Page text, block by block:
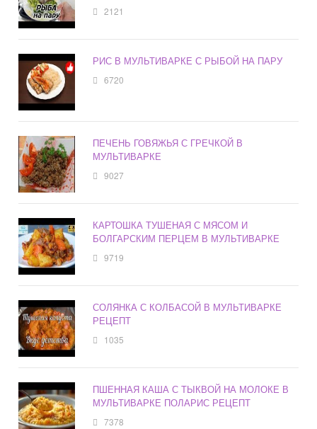
2121
РИС В МУЛЬТИВАРКЕ С РЫБОЙ НА ПАРУ
6720
ПЕЧЕНЬ ГОВЯЖЬЯ С ГРЕЧКОЙ В
МУЛЬТИВАРКЕ
9027
КАРТОШКА ТУШЕНАЯ С МЯСОМ И
БОЛГАРСКИМ ПЕРЦЕМ В МУЛЬТИВАРКЕ
9719
СОЛЯНКА С КОЛБАСОЙ В МУЛЬТИВАРКЕ
РЕЦЕПТ
1035
ПШЕННАЯ КАША С ТЫКВОЙ НА МОЛОКЕ В
МУЛЬТИВАРКЕ ПОЛАРИС РЕЦЕПТ
7378